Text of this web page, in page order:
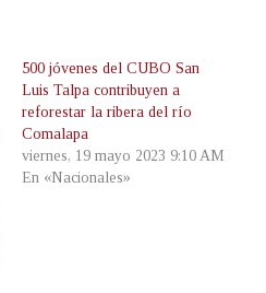
500 jóvenes del CUBO San
Luis Talpa contribuyen a
reforestar la ribera del río
Comalapa
viernes, 19 mayo 2023 9:10 AM
En «Nacionales»